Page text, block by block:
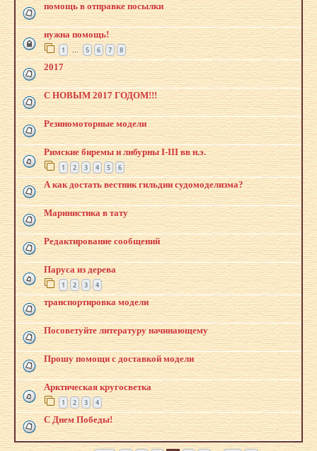
помощь в отправке посылки
нужна помощь!
1 … 5 6 7 8
2017
С НОВЫМ 2017 ГОДОМ!!!
Резиномоторные модели
Римские биремы и либурны I-III вв н.э.
1 2 3 4 5 6
А как достать вестник гильдии судомоделизма?
Маринистика в тату
Редактирование сообщений
Паруса из дерева
1 2 3 4
транспортировка модели
Посоветуйте литературу начинающему
Прошу помощи с доставкой модели
Арктическая кругосветка
1 2 3 4
С Днем Победы!